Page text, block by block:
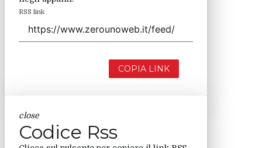
RSS link
COPIA LINK
close
Codice Rss